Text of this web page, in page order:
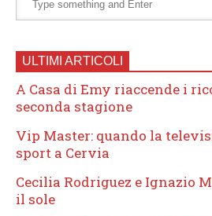
ULTIMI ARTICOLI
A Casa di Emy riaccende i
seconda stagione
Vip Master: quando la
sport a Cervia
Cecilia Rodriguez e Ignazio
il sole